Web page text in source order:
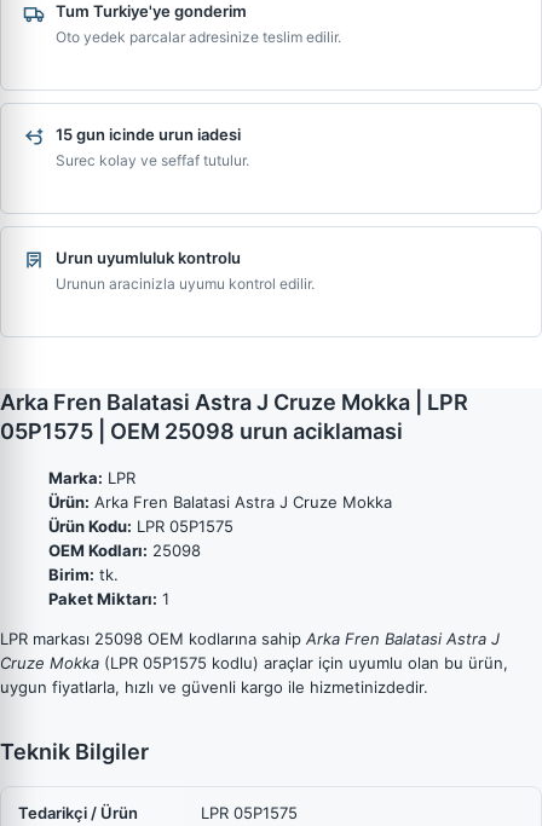
Tum Turkiye'ye gonderim
Oto yedek parcalar adresinize teslim edilir.
15 gun icinde urun iadesi
Surec kolay ve seffaf tutulur.
Urun uyumluluk kontrolu
Urunun aracinizla uyumu kontrol edilir.
Arka Fren Balatasi Astra J Cruze Mokka | LPR
05P1575 | OEM 25098 urun aciklamasi
Marka: LPR
Ürün: Arka Fren Balatasi Astra J Cruze Mokka
Ürün Kodu: LPR 05P1575
OEM Kodları: 25098
Birim: tk.
Paket Miktarı: 1
LPR markası 25098 OEM kodlarına sahip Arka Fren Balatasi Astra J
Cruze Mokka (LPR 05P1575 kodlu) araçlar için uyumlu olan bu ürün,
uygun fiyatlarla, hızlı ve güvenli kargo ile hizmetinizdedir.
Teknik Bilgiler
Tedarikçi / Ürün
LPR 05P1575